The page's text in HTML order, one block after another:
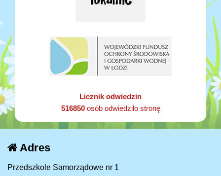
Licznik odwiedzin
516850osób odwiedziło stronę
Adres
Przedszkole Samorządowe nr 1